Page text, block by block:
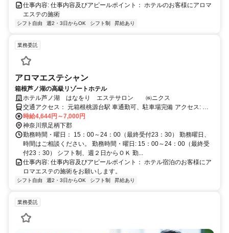
仕事内容: 仕事内容及びアピールポイント： ホテルのお客様にアロマ
エステの施術
シフト自由 週2・3日からOK シフト制 昇給あり
業務委託
アロマエステシャン
箱根芦ノ湖の高級リゾートホテル
ホテル芦ノ湖 はなをり エステサロン ㈱ニクス
交通アクセス： 元箱根桃源台駅 車通勤可、駐車場完備 アクセス: 車
通勤でお願いします。
時給4,644円～7,000円
神奈川県足柄下郡
勤務時間・曜日： 15：00～24：00（最終受付23：30） 勤務曜日、
時間はご相談ください。 勤務時間・曜日: 15：00～24：00（最終受
付23：30） シフト制、週２日からＯＫ 勤...
仕事内容: 仕事内容及びアピールポイント： ホテル宿泊のお客様にア
ロマエステの施術をお願いします。
シフト自由 週2・3日からOK シフト制 昇給あり
業務委託